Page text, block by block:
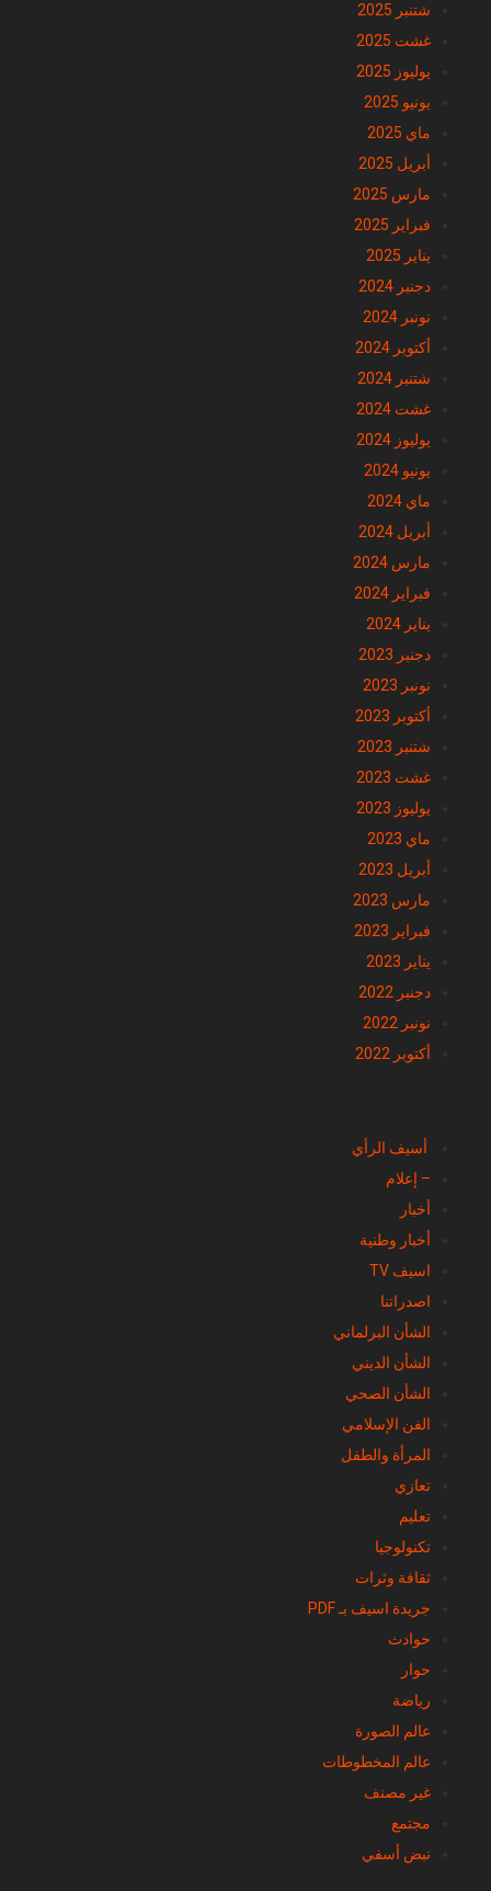
شتنبر 2025
غشت 2025
يوليوز 2025
يونيو 2025
ماي 2025
أبريل 2025
مارس 2025
فبراير 2025
يناير 2025
دجنبر 2024
نونبر 2024
أكتوبر 2024
شتنبر 2024
غشت 2024
يوليوز 2024
يونيو 2024
ماي 2024
أبريل 2024
مارس 2024
فبراير 2024
يناير 2024
دجنبر 2023
نونبر 2023
أكتوبر 2023
شتنبر 2023
غشت 2023
يوليوز 2023
ماي 2023
أبريل 2023
مارس 2023
فبراير 2023
يناير 2023
دجنبر 2022
نونبر 2022
أكتوبر 2022
أسيف الرأي
– إعلام
أخبار
أخبار وطنية
اسيف TV
اصدراتنا
الشأن البرلماني
الشأن الديني
الشأن الصحي
الفن الإسلامي
المرأة والطفل
تعازي
تعليم
تكنولوجيا
ثقافة وثرات
جريدة اسيف بـ PDF
حوادث
حوار
رياضة
عالم الصورة
عالم المخطوطات
غير مصنف
مجتمع
نبض أسفي